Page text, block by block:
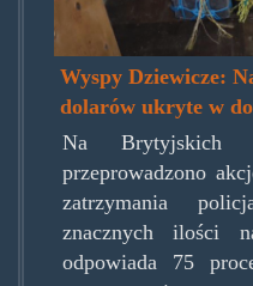
Wyspy Dziewicze:
dolarów ukryte w
Na Brytyjskich
przeprowadzono
zatrzymania
znacznych ilości
odpowiada 75